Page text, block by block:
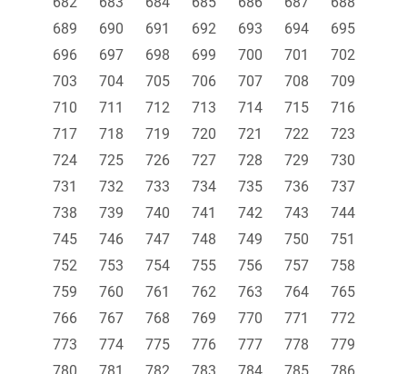
689
690 691 692 693 694
695
696
697 698 699 700 701
702
703
704 705 706 707 708
709
710
711 712 713 714 715
716
717
718 719 720 721 722
723
724
725 726 727 728 729
730
731
732 733 734 735 736
737
738
739 740 741 742 743
744
745
746 747 748 749 750
751
752
753 754 755 756 757
758
759
760 761 762 763 764
765
766
767 768 769 770 771
772
773
774 775 776 777 778
779